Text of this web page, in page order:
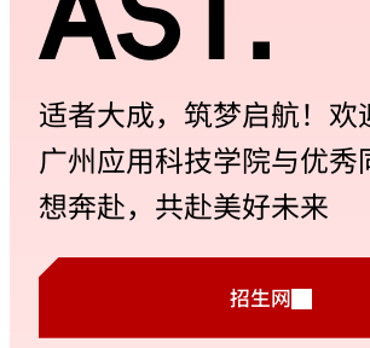
适者大成，筑梦启航！欢
广州应用科技学院与优秀
想奔赴，共赴美好未来
招生网